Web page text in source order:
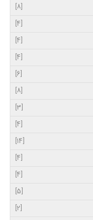
[8]
[4]
[4]
[4]
[6]
[8]
[3]
[4]
[14]
[4]
[4]
[5]
[2]